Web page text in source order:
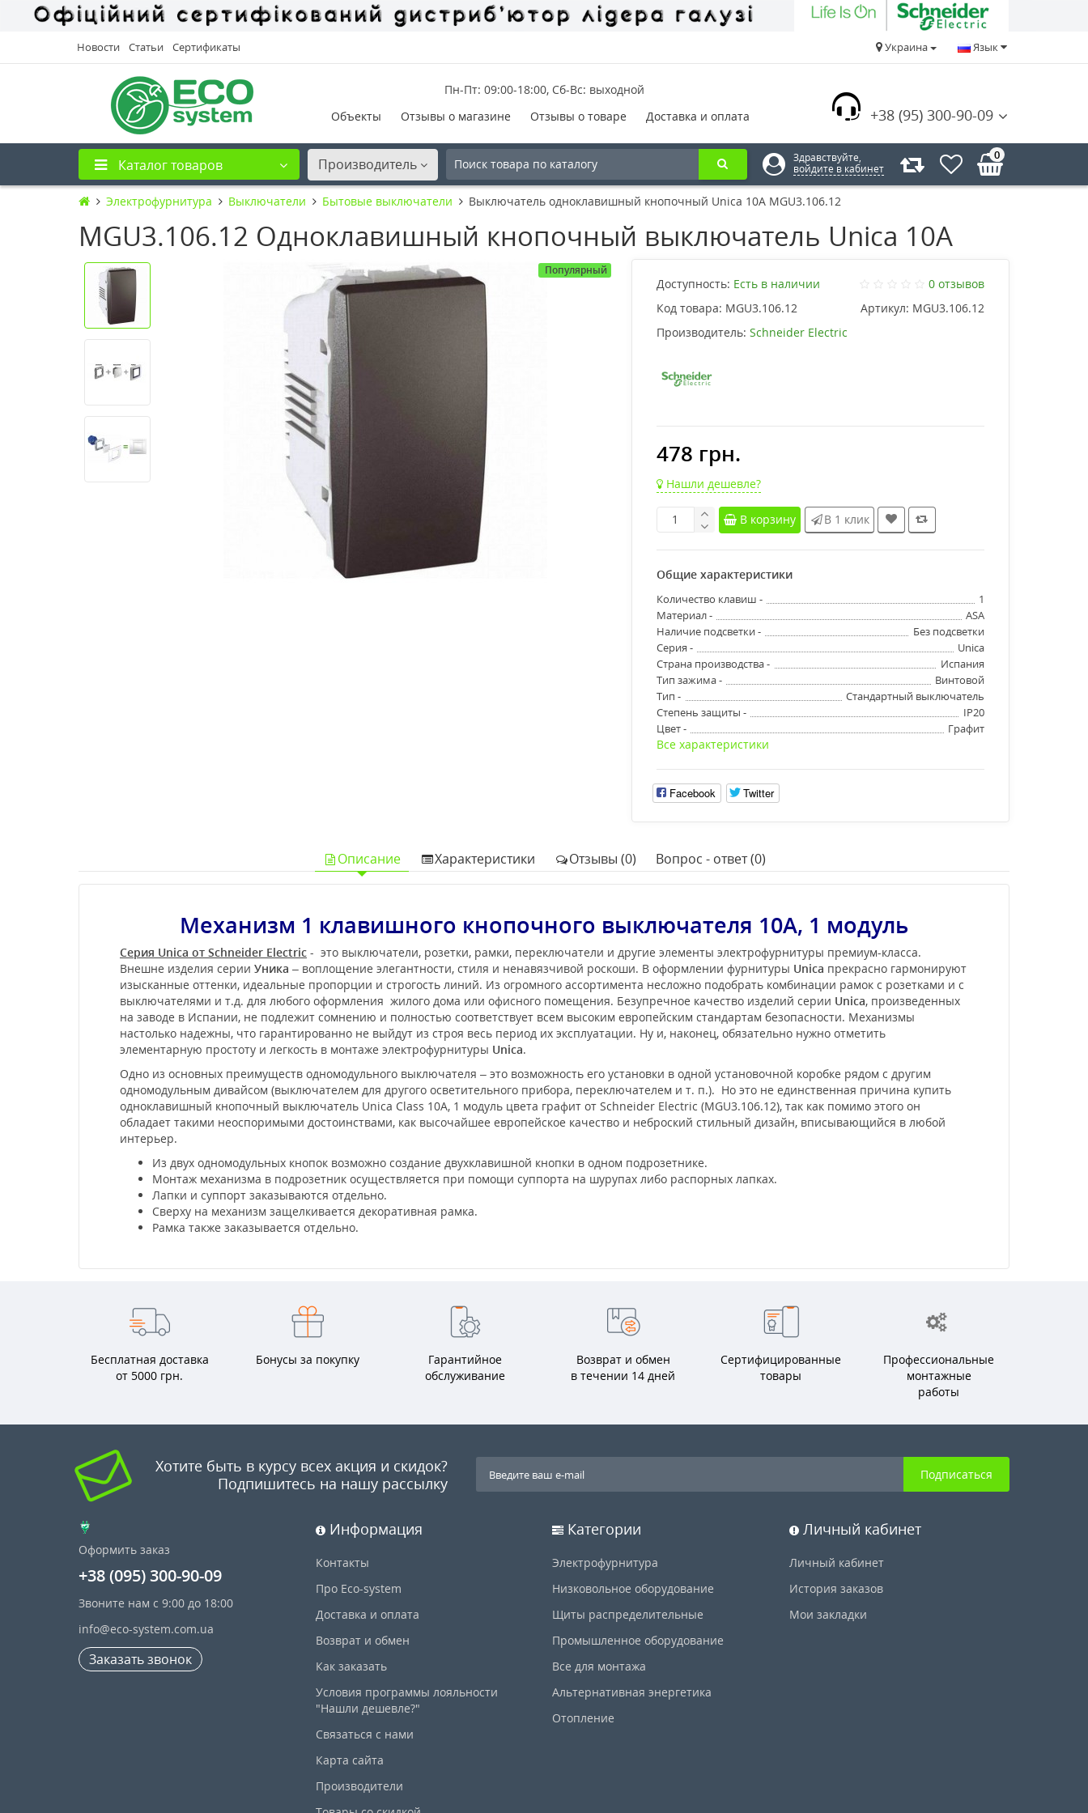
Новости Статьи Сертификаты Язык
Украина
+38 (95) 300-90-09
Пн-Пт: 09:00-18:00, Сб-Вс: выходной
Объекты
Отзывы о магазине Отзывы о товаре Доставка и оплата
Каталог товаров Производитель
Здравствуйте,
войдите в кабинет
0
Электрофурнитура Выключатели Бытовые выключатели Выключатель одноклавишный кнопочный Unica 10А MGU3.106.12
MGU3.106.12 Одноклавишный кнопочный выключатель Unica 10А
Популярный
Доступность: Есть в наличии
0 отзывов
Код товара: MGU3.106.12 Артикул: MGU3.106.12
Производитель: Schneider Electric
478 грн.
Нашли дешевле?
В корзину В 1 клик
Общие характеристики
Количество клавиш -
1
Материал -
ASA
Наличие подсветки -
Без подсветки
Серия -
Unica
Страна производства -
Испания
Тип зажима -
Винтовой
Тип -
Стандартный выключатель
Степень защиты -
IP20
Цвет -
Графит
Все характеристики
Facebook Twitter
Описание Характеристики Отзывы (0) Вопрос - ответ (0)
Механизм 1 клавишного кнопочного выключателя 10А, 1 модуль
Серия Unica от Schneider Electric - это выключатели, розетки, рамки, переключатели и другие элементы электрофурнитуры премиум-класса.
Внешне изделия серии Уника – воплощение элегантности, стиля и ненавязчивой роскоши. В оформлении фурнитуры Unica прекрасно гармонируют
изысканные оттенки, идеальные пропорции и строгость линий. Из огромного ассортимента несложно подобрать комбинации рамок с розетками и с
выключателями и т.д. для любого оформления жилого дома или офисного помещения. Безупречное качество изделий серии Unica, произведенных
на заводе в Испании, не подлежит сомнению и полностью соответствует всем высоким европейским стандартам безопасности. Механизмы
настолько надежны, что гарантированно не выйдут из строя весь период их эксплуатации. Ну и, наконец, обязательно нужно отметить
элементарную простоту и легкость в монтаже электрофурнитуры Unica.
Одно из основных преимуществ одномодульного выключателя – это возможность его установки в одной установочной коробке рядом с другим
одномодульным дивайсом (выключателем для другого осветительного прибора, переключателем и т. п.). Но это не единственная причина купить
одноклавишный кнопочный выключатель Unica Class 10А, 1 модуль цвета графит от Schneider Electric (MGU3.106.12), так как помимо этого он
обладает такими неоспоримыми достоинствами, как высочайшее европейское качество и неброский стильный дизайн, вписывающийся в любой
интерьер.
Из двух одномодульных кнопок возможно создание двухклавишной кнопки в одном подрозетнике.
Монтаж механизма в подрозетник осуществляется при помощи суппорта на шурупах либо распорных лапках.
Лапки и суппорт заказываются отдельно.
Сверху на механизм защелкивается декоративная рамка.
Рамка также заказывается отдельно.
Бесплатная доставка
от 5000 грн.
Бонусы за покупку
Гарантийное
обслуживание
Возврат и обмен
в течении 14 дней
Сертифицированные
товары
Профессиональные
монтажные
работы
Хотите быть в курсу всех акция и скидок?
Подпишитесь на нашу рассылку
Подписаться
Оформить заказ
+38 (095) 300-90-09
Звоните нам с 9:00 до 18:00
info@eco-system.com.ua
Заказать звонок
Информация
Контакты
Про Eco-system
Доставка и оплата
Возврат и обмен
Как заказать
Условия программы лояльности
"Нашли дешевле?"
Связаться с нами
Карта сайта
Производители
Категории
Электрофурнитура
Низковольное оборудование
Щиты распределительные
Промышленное оборудование
Все для монтажа
Альтернативная энергетика
Отопление
Личный кабинет
Личный кабинет
История заказов
Мои закладки